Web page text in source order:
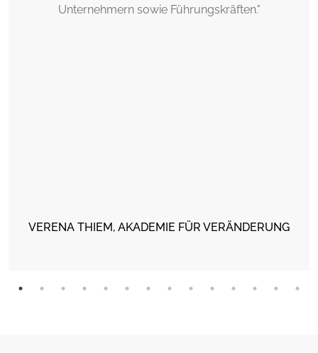
Unternehmern sowie Führungskräften."
VERENA THIEM, AKADEMIE FÜR VERÄNDERUNG